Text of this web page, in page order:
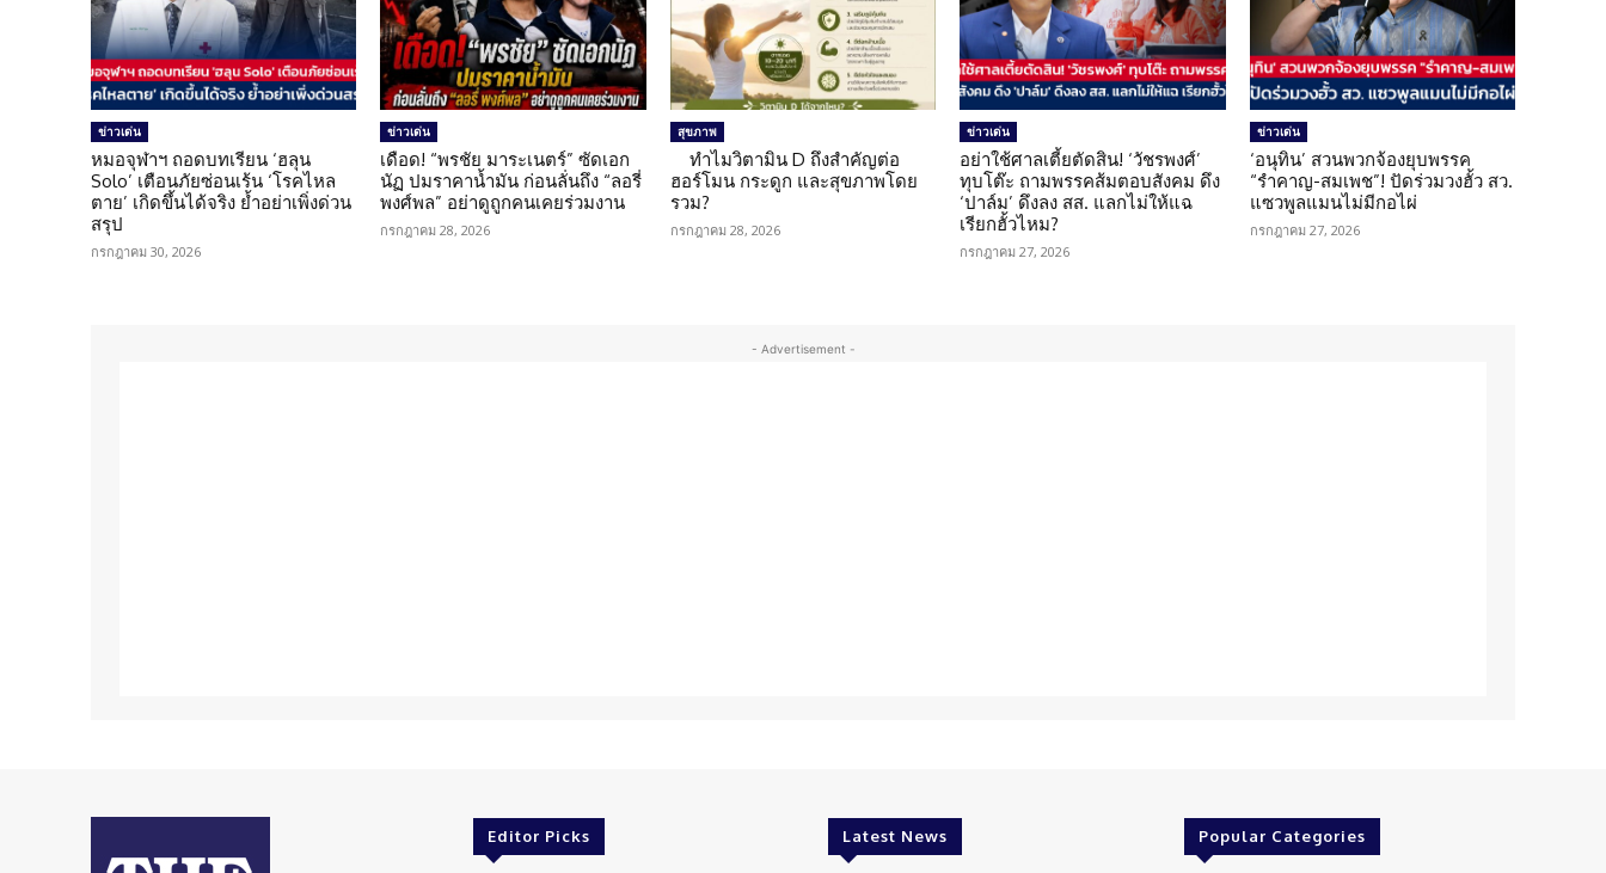
ข่าวเด่น
หมอจุฬาฯ ถอดบทเรียน ‘ฮลุน
Solo’ เตือนภัยซ่อนเร้น ‘โรคไหล
ตาย’ เกิดขึ้นได้จริง ย้ำอย่าเพิ่งด่วน
สรุป
กรกฎาคม 30, 2026
ข่าวเด่น
เดือด! “พรชัย มาระเนตร์” ซัดเอก
นัฏ ปมราคาน้ำมัน ก่อนลั่นถึง “ลอรี่
พงศ์พล” อย่าดูถูกคนเคยร่วมงาน
กรกฎาคม 28, 2026
สุขภาพ
ทำไมวิตามิน D ถึงสำคัญต่อ
ฮอร์โมน กระดูก และสุขภาพโดย
รวม?
กรกฎาคม 28, 2026
ข่าวเด่น
อย่าใช้ศาลเตี้ยตัดสิน! ‘วัชรพงศ์’
ทุบโต๊ะ ถามพรรคส้มตอบสังคม ดึง
‘ปาล์ม’ ดึงลง สส. แลกไม่ให้แฉ
เรียกฮั้วไหม?
กรกฎาคม 27, 2026
ข่าวเด่น
‘อนุทิน’ สวนพวกจ้องยุบพรรค
“รำคาญ-สมเพช”! ปัดร่วมวงฮั้ว สว.
แซวพูลแมนไม่มีกอไผ่
กรกฎาคม 27, 2026
- Advertisement -
Editor Picks Latest News Popular Categories